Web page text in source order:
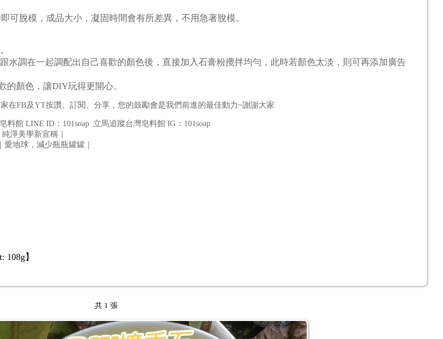
可脫模，成品大小，凝固時間會有所差異，不用急著脫模。
。
水調在一起調配出自己喜歡的顏色後，直接加入石膏粉攪拌均勻， 此時若顏色太淡，則可再添加廣告
的顏色，讓DIY玩得更開心。
在FB及YT按讚、訂閱、分享， 您的鼓勵會是我們前進的最佳動力~謝謝大家
料館 LINE ID ： 101soap 立馬追蹤台灣皂料館 IG ： 101soap
淨美學新宣稱｜
愛地球，減少瓶瓶罐罐｜
108g 】
共 1 張